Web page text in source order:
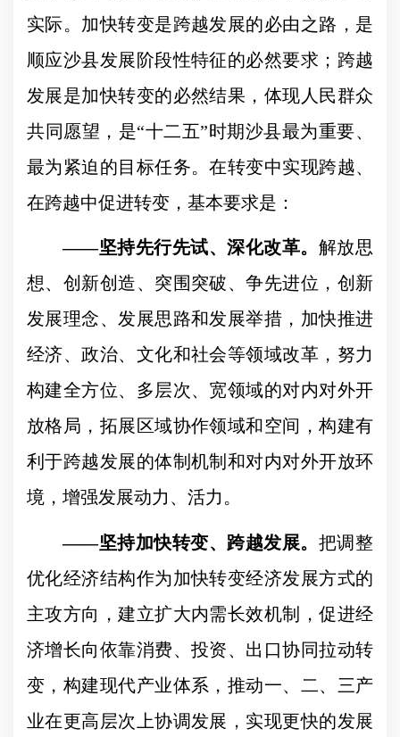
实际。加快转变是跨越发展的必由之路，是
顺应沙县发展阶段性特征的必然要求；跨越
发展是加快转变的必然结果，体现人民群众
共同愿望，是“十二五”时期沙县最为重要、
最为紧迫的目标任务。在转变中实现跨越、
在跨越中促进转变，基本要求是：
——坚持先行先试、深化改革。 解放思
想、创新创造、突围突破、争先进位，创新
发展理念、发展思路和发展举措，加快推进
经济、政治、文化和社会等领域改革，努力
构建全方位、多层次、宽领域的对内对外开
放格局，拓展区域协作领域和空间，构建有
利于跨越发展的体制机制和对内对外开放环
境，增强发展动力、活力。
——坚持加快转变、跨越发展。 把调整
优化经济结构作为加快转变经济发展方式的
主攻方向，建立扩大内需长效机制，促进经
济增长向依靠消费、投资、出口协同拉动转
变，构建现代产业体系，推动一、二、三产
业在更高层次上协调发展，实现更快的发展